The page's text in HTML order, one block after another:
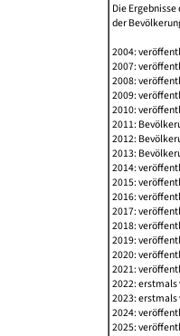
Die
der
2004:
2007:
2008:
2009:
2010:
2011:
2012:
2013:
2014:
2015:
2016:
2017:
2018:
2019:
2020:
2021:
2022:
2023:
2024:
2025: